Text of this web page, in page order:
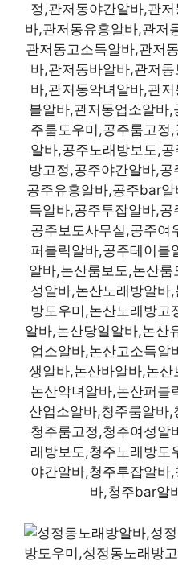
정,관저동야간알바,관
바,관저동유흥알바,관저
관저동고소득알바,관저
바,관저동바알바,관저
바,관저동악녀알바,관
블알바,관저동업소알바
주룸도우미,공주룸고정
알바,공주노래방보도,
방고정,공주야간알바,
공주유흥알바,공주bar
득알바,공주투잡알바,
공주보도사무실,공주여
퍼블릭알바,공주테이블
알바,논산룸보도,논산
성알바,논산노래방알바
방도우미,논산노래방고
알바,논산당일알바,논산
업소알바,논산고소득알
생알바,논산바알바,논
논산악녀알바,논산퍼블
산업소알바,청주룸알바
청주룸고정,청주여성알
래방보도,청주노래방도
야간알바,청주투잡알바
바,청주bar알